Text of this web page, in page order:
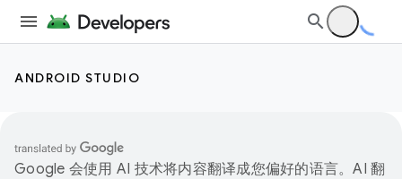
ANDROID STUDIO
Google 会使用 AI 技术将内容翻译成您偏好的语言。AI 翻